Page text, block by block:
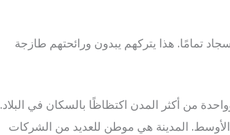
تمامًا. هذا يتركهم يبدون ورائحتهم طازجة
من أكثر المدن اكتظاظًا بالسكان في البلاد.
الأوسط. المدينة هي موطن للعديد من الشركات